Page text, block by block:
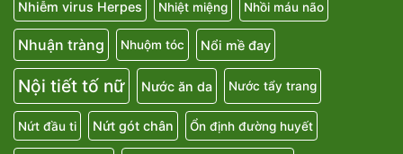
Nhiễm virus Herpes Nhiệt miệng Nhồi máu não
Nhuận tràng Nhuộm tóc Nổi mề đay
Nội tiết tố nữ Nước ăn da Nước tẩy trang
Nứt đầu ti Nứt gót chân Ổn định đường huyết